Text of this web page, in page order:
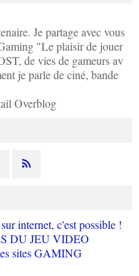
Je partage avec vous
"Le plaisir de jouer
de vies de gameurs av
je parle de ciné, bande
Overblog
internet, c'est possible !
DU JEU VIDEO
sites GAMING